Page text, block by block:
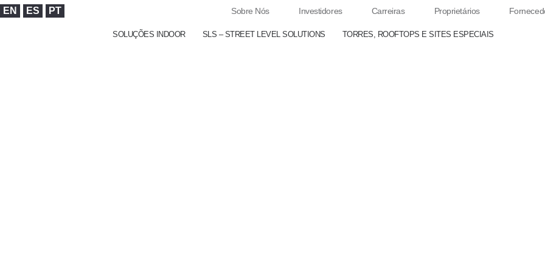
EN ES PT Sobre Nós Investidores Carreiras Proprietários
SOLUÇÕES INDOOR SLS – STREET LEVEL SOLUTIONS TORRES, ROOFTOPS E SITES ESPECIAIS